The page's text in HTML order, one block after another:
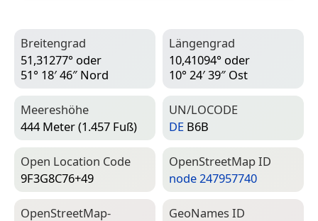
Breitengrad
51,31277° oder
51° 18′ 46″ Nord
Längengrad
10,41094° oder
10° 24′ 39″ Ost
Meereshöhe
444 Meter (1.457 Fuß)
UN/LOCODE
DE B6B
Open Location Code
9F3G8C76+49
Open­Street­Map ID
node 247957740
Open­Street­Map-
Geo­Names ID